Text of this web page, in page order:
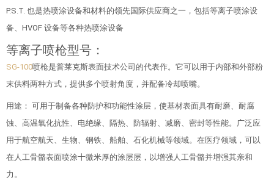
P.S.T. 也是热喷涂设备和材料的领先国际供应商之一，包括等离子喷涂设
备、HVOF 设备等各种热喷涂设备
等离子喷枪型号：
SG-100喷枪是普莱克斯表面技术公司的代表作。它可以用于内部和外部粉
末供料两种方式，提供多个喷射角度，并配备冷却喷嘴。
用途： 可用于制备各种防护和功能性涂层，使基材表面具有耐磨、耐腐
蚀、高温氧化抗性、电绝缘、隔热、防辐射、减磨、密封等性能。广泛应
用于航空航天、生物、钢铁、船舶、石化机械等领域。在医疗领域，可以
在人工骨骼表面喷涂十微米厚的涂层层，以增强人工骨骼并增强其亲和
力。